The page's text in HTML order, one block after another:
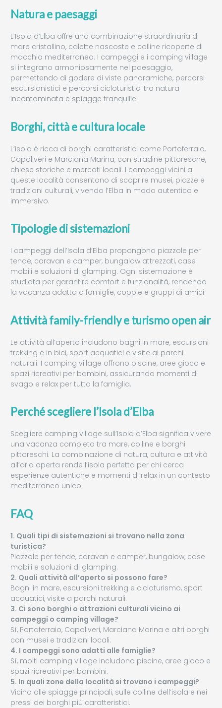
Natura e paesaggi
L’Isola d’Elba offre una combinazione straordinaria di
mare cristallino, calette nascoste e colline ricoperte di
macchia mediterranea. I campeggi e i camping village
si integrano armoniosamente nel paesaggio,
permettendo di godere di viste panoramiche, percorsi
escursionistici e percorsi cicloturistici tra natura
incontaminata e spiagge tranquille.
Borghi, città e cultura locale
L’isola è ricca di borghi caratteristici come Portoferraio,
Capoliveri e Marciana Marina, con stradine pittoresche,
chiese storiche e mercati locali. I campeggi vicini a
queste località consentono di scoprire musei, piazze e
tradizioni culturali, vivendo l’Elba in modo autentico e
immersivo.
Tipologie di sistemazioni
I campeggi dell’Isola d’Elba propongono piazzole per
tende, caravan e camper, bungalow attrezzati, case
mobili e soluzioni di glamping. Ogni sistemazione è
studiata per garantire comfort e funzionalità, rendendo
la vacanza adatta a famiglie, coppie e gruppi di amici.
Attività family-friendly e turismo open air
Le attività all’aperto includono bagni in mare, escursioni
trekking e in bici, sport acquatici e visite ai parchi
naturali. I camping village offrono piscine, aree gioco e
spazi ricreativi per bambini, assicurando momenti di
svago e relax per tutta la famiglia.
Perché scegliere l’Isola d’Elba
Scegliere camping village sull’Isola d’Elba significa vivere
una vacanza completa tra mare, colline e borghi
pittoreschi. La combinazione di natura, cultura e attività
all’aria aperta rende l’isola perfetta per chi cerca
esperienze autentiche e momenti di relax in un contesto
mediterraneo unico.
FAQ
1. Quali tipi di sistemazioni si trovano nella zona
turistica?
Piazzole per tende, caravan e camper, bungalow, case
mobili e soluzioni di glamping.
2. Quali attività all’aperto si possono fare?
Bagni in mare, escursioni trekking e cicloturismo, sport
acquatici, visite a parchi naturali.
3. Ci sono borghi o attrazioni culturali vicino ai
campeggi o camping village?
Sì, Portoferraio, Capoliveri, Marciana Marina e altri borghi
con musei e tradizioni locali.
4. I campeggi sono adatti alle famiglie?
Sì, molti camping village includono piscine, aree gioco e
spazi ricreativi per bambini.
5. In quali zone della località si trovano i campeggi?
Vicino alle spiagge principali, sulle colline dell’isola e nei
pressi dei borghi più caratteristici.